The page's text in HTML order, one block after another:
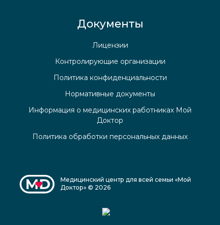
Документы
Лицензии
Контролирующие организации
Политика конфиденциальности
Нормативные документы
Информация о медицинских работниках Мой
Доктор
Политика обработки персональных данных
Медицинский центр для всей семьи «Мой
Доктор» © 2026